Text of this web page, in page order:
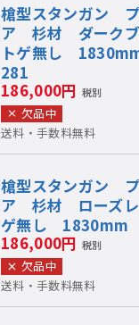
槍型スタンガン
ア 杉材 ダーク
トゲ無し
281
186,000円 税別
欠品中
送料・手数料無料
槍型スタンガン
ア 杉材 ローズ
ゲ無し 1830mm
186,000円 税別
欠品中
送料・手数料無料